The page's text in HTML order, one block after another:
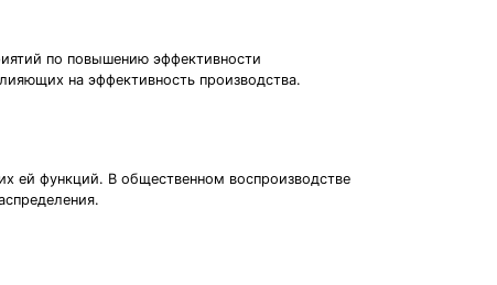
по повышению эффективности
на эффективность производства.
ей функций. В общественном воспроизводстве